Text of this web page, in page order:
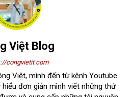
Việt Blog
congvietit.com
Việt, mình đến từ kênh Youtube
hiểu đơn giản mình viết những thứ